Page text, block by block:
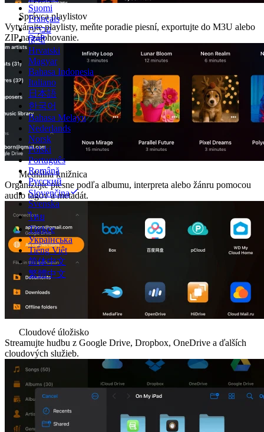
Suomi
Français
עברית
हिन्दी
Hrvatski
Magyar
Bahasa Indonesia
Italiano
日本語
한국어
Bahasa Melayu
Nederlands
Norsk
Polski
Português
Română
Русский
Slovenčina
Svenska
ไทย
Türkçe
Українська
Tiếng Việt
简体中文
繁體中文
Správca playlistov
Vytvárajte playlisty, meňte poradie piesní, exportujte do M3U alebo
ZIP na zálohovanie.
Mediálna knižnica
Organizujte piesne podľa albumu, interpreta alebo žánru pomocou
audio tagov a metadát.
Cloudové úložisko
Streamujte hudbu z Google Drive, Dropbox, OneDrive a ďalších
cloudových služieb.